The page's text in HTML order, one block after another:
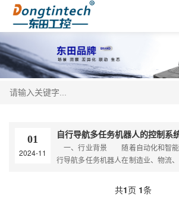
01
2024-11
一、行业背景 随着自动化和智能
行导航多任务机器人在制造业、物流
共1页 1条